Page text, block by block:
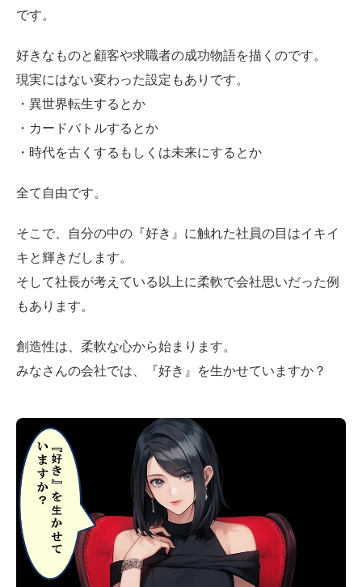
です。
好きなものと顧客や求職者の成功物語を描くのです。
現実にはない変わった設定もありです。
・異世界転生するとか
・カードバトルするとか
・時代を古くするもしくは未来にするとか
全て自由です。
そこで、自分の中の『好き』に触れた社員の目はイキイ
キと輝きだします。
そして社長が考えている以上に柔軟で会社思いだった例
もあります。
創造性は、柔軟な心から始まります。
みなさんの会社では、『好き』を生かせていますか？